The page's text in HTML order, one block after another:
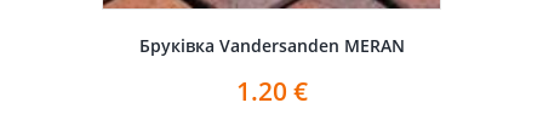
Бруківка Vandersanden MERAN
1.20 €